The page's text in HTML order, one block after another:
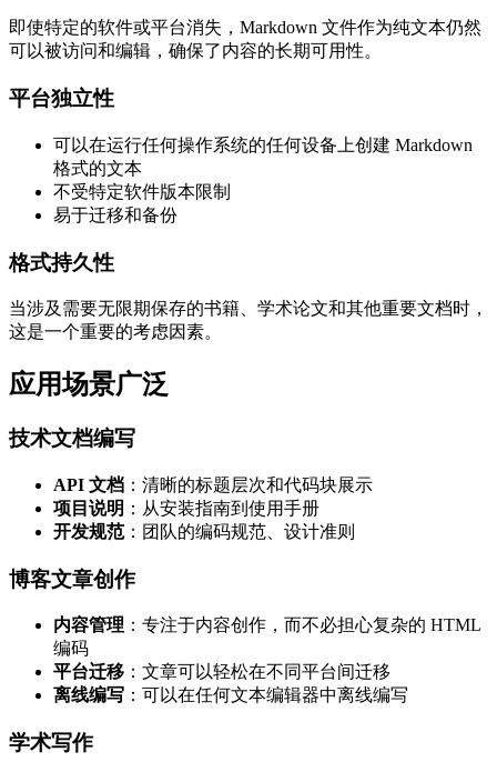
即使特定的软件或平台消失，Markdown 文件作为纯文本仍然
可以被访问和编辑，确保了内容的长期可用性。
平台独立性
可以在运行任何操作系统的任何设备上创建 Markdown
格式的文本
不受特定软件版本限制
易于迁移和备份
格式持久性
当涉及需要无限期保存的书籍、学术论文和其他重要文档时，
这是一个重要的考虑因素。
应用场景广泛
技术文档编写
API 文档 ：清晰的标题层次和代码块展示
项目说明 ：从安装指南到使用手册
开发规范：团队的编码规范、设计准则
博客文章创作
内容管理 ：专注于内容创作，而不必担心复杂的 HTML
编码
平台迁移 ：文章可以轻松在不同平台间迁移
离线编写 ：可以在任何文本编辑器中离线编写
学术写作